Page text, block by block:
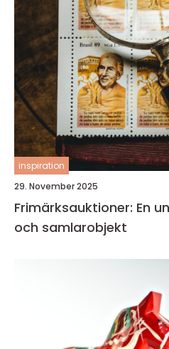
inspiration
29. November 2025
Frimärksauktioner: En
och samlarobjekt